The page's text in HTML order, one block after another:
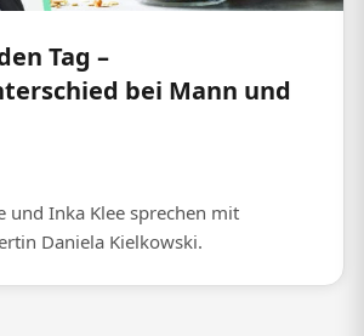
Tag –
bei Mann und
und Inka Klee sprechen mit
Daniela Kielkowski.